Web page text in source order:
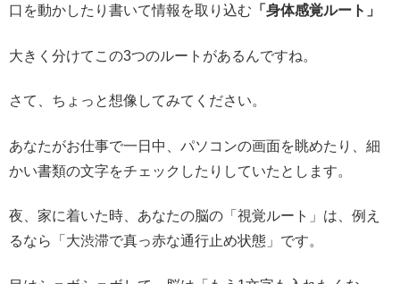
口を動かしたり書いて情報を取り込む 「身体感覚ルート」
大きく分けてこの3つのルートがあるんですね。
さて、ちょっと想像してみてください。
あなたがお仕事で一日中、パソコンの画面を眺めたり、細
かい書類の文字をチェックしたりしていたとします。
夜、家に着いた時、あなたの脳の「視覚ルート」は、例え
るなら「大渋滞で真っ赤な通行止め状態」です。